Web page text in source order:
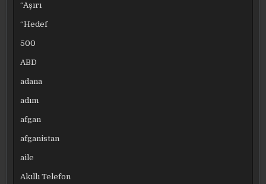
“Aşırı
“Hedef
500
ABD
adana
adım
afgan
afganistan
aile
Akıllı Telefon